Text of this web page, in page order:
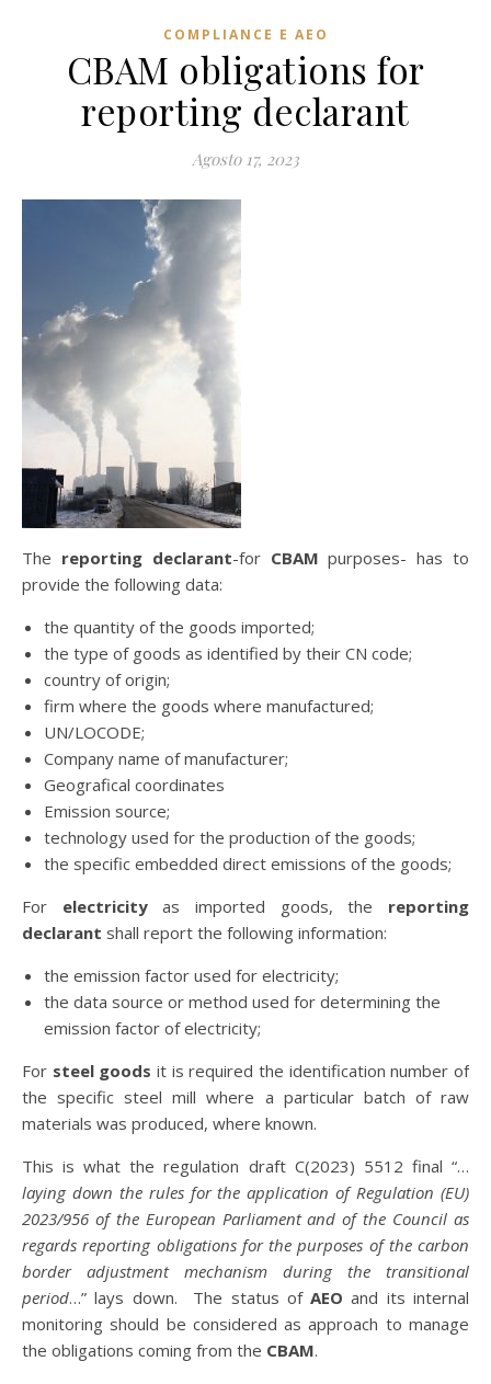
COMPLIANCE E AEO
CBAM obligations for
reporting declarant
Agosto 17, 2023
The reporting declarant-for CBAMpurposes- has to
provide the following data:
the quantity of the goods imported;
the type of goods as identified by their CN code;
country of origin;
firm where the goods where manufactured;
UN/LOCODE;
Company name of manufacturer;
Geografical coordinates
Emission source;
technology used for the production of the goods;
the specific embedded direct emissions of the goods;
For electricityas imported goods, the reporting
declarant shall report the following information:
the emission factor used for electricity;
the data source or method used for determining the
emission factor of electricity;
For steel goods it is required the identification number of
the specific steel mill where a particular batch of raw
materials was produced, where known.
This is what the regulation draft C(2023) 5512 final “…
laying down the rules for the application of Regulation (EU)
2023/956 of the European Parliament and of the Council as
regards reporting obligations for the purposes of the carbon
border adjustment mechanism during the transitional
period…” lays down. The status ofAEO and its internal
monitoring should be considered as approach to manage
the obligations coming from the CBAM.